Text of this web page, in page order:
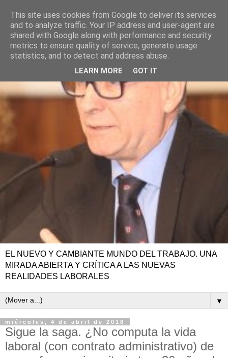
EL NUEVO Y CAMBIANTE MUNDO DEL TRABAJO. UNA
MIRADA ABIERTA Y CRÍTICA A LAS NUEVAS
REALIDADES LABORALES
▼
miércoles, 4 de abril de 2018
Sigue la saga. ¿No computa la vida
laboral (con contrato administrativo) de
This site uses cookies from Google to deliver its services
and to analyze traffic. Your IP address and user-agent are
shared with Google along with performance and security
metrics to ensure quality of service, generate usage
statistics, and to detect and address abuse.
LEARN MORE GOT IT